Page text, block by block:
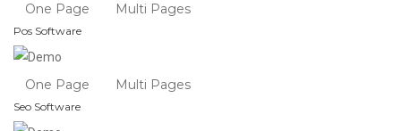
One Page Multi Pages
Pos Software
One Page Multi Pages
Seo Software